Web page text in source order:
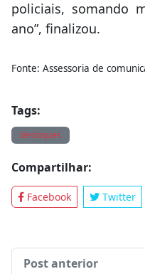
policiais, somando
ano”, finalizou.
Fonte: Assessoria de
Tags:
destaques
Compartilhar:
Facebook Twitter
Post anterior